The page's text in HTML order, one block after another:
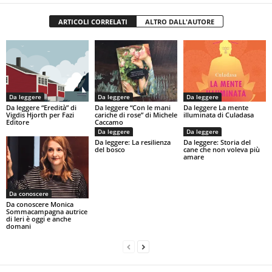
ARTICOLI CORRELATI ALTRO DALL'AUTORE
Da leggere
Da leggere “Eredità” di
Vigdis Hjorth per Fazi
Editore
Da leggere
Da leggere “Con le mani
cariche di rose” di Michele
Caccamo
Da leggere
Da leggere La mente
illuminata di Culadasa
Da conoscere
Da conoscere Monica
Sommacampagna autrice
di Ieri è oggi e anche
domani
Da leggere
Da leggere: La resilienza
del bosco
Da leggere
Da leggere: Storia del
cane che non voleva più
amare